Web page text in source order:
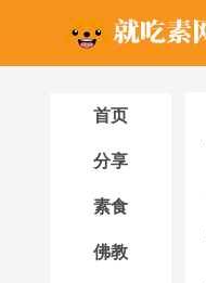
首页
分享
素食
佛教